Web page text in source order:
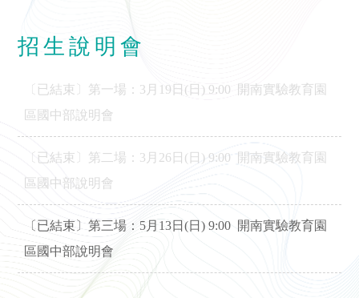
招生說明會
〔已結束〕第一場：3月19日(日) 9:00 開南實驗教育園
區國中部說明會
〔已結束〕第二場：3月26日(日) 9:00 開南實驗教育園
區國中部說明會
〔已結束〕第三場：5月13日(日) 9:00 開南實驗教育園
區國中部說明會